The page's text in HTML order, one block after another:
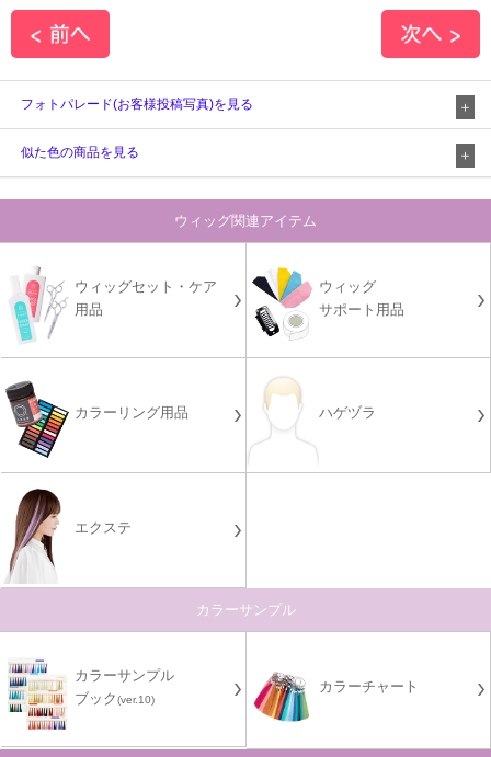
フォトパレード(お客様投稿写真)を見る
似た色の商品を見る
ウィッグ関連アイテム
ウィッグセット・ケア
用品
ウィッグ
サポート用品
カラーリング用品 ハゲヅラ
エクステ
カラーサンプル
カラーサンプル
ブック(ver.10)
カラーチャート